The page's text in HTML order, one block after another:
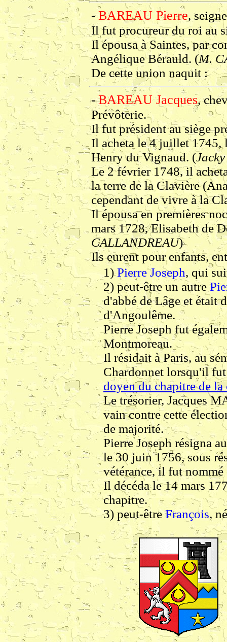
-BAREAU Pierre,
Il fut procureur du roi au
Il épousa à Saintes, par
Angélique Bérauld. (M.
De cette union naquit :
-BAREAU Jacques,
Prévôterie.
Il fut président au siège
Il acheta le 4 juillet 1745,
Henry du Vignaud. (
Le 2 février 1748, il
la terre de la Clavière
cependant de vivre à la
Il épousa en premières
mars 1728, Elisabeth de
CALLANDREAU)
Ils eurent pour enfants,
1)Pierre Joseph, qui
2) peut-être un autre
d'abbé de Lâge et était
d'Angoulême.
Pierre Joseph fut
Montmoreau.
Il résidait à Paris, au
Chardonnet lorsqu'il
doyen du chapitre de
Le trésorier, Jacques
vain contre cette
de majorité.
Pierre Joseph résigna
le 30 juin 1756, sous
vétérance, il fut
Il décéda le 14 mars
chapitre.
3) peut-être François,